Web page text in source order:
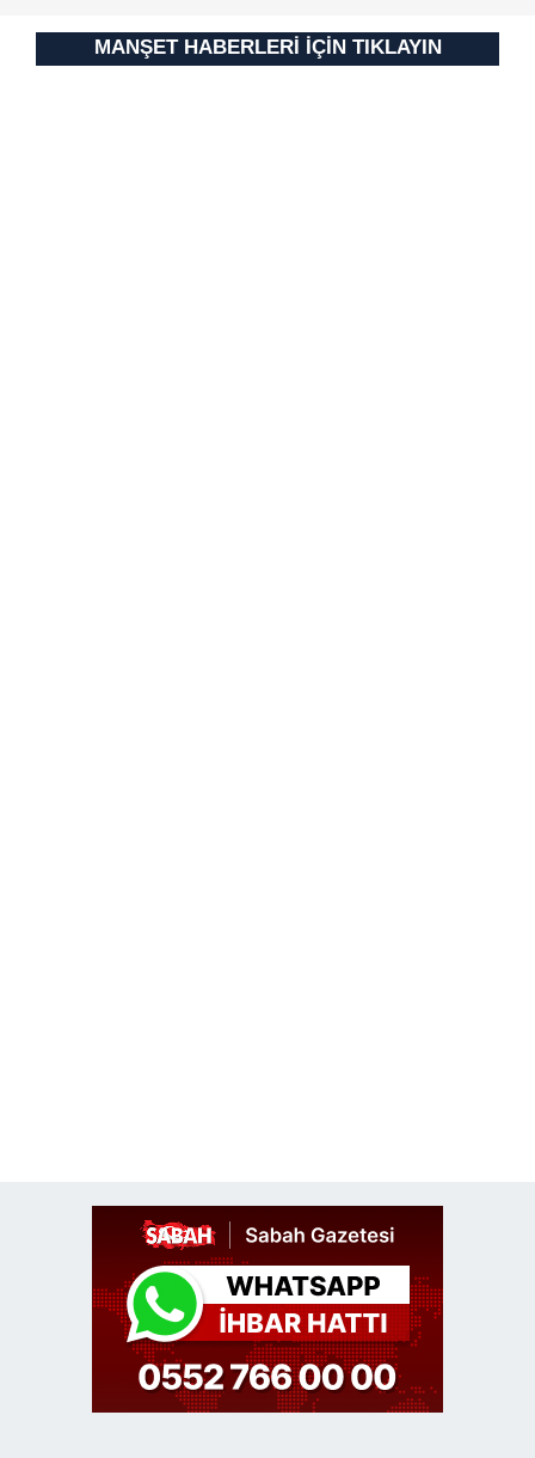
MANŞET HABERLERİ İÇİN TIKLAYIN